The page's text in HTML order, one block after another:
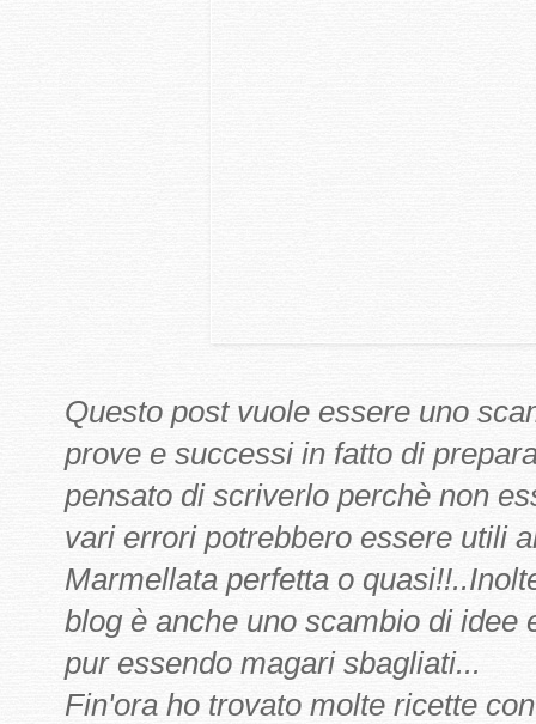
Questo post vuole essere uno
prove e successi in fatto di
pensato di scriverlo perchè non
vari errori potrebbero essere utili
Marmellata perfetta o
blog è anche uno scambio di idee
pur essendo magari sbagliati...
Fin'ora ho trovato molte ricette